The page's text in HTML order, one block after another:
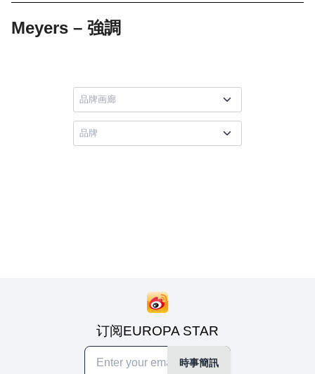
Meyers – 強調
订阅EUROPA STAR
時事簡訊